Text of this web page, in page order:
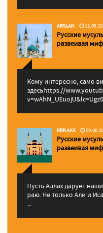
ARSLAN
Русские
pазвеивая
Кому интересно, само
здесьhttps://
KRR AKK
Русские
pазвеивая
Пусть Аллах дарует
раю. Не только Али и
...